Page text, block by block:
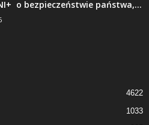
o bezpieczeństwie państwa,...
4622
1033